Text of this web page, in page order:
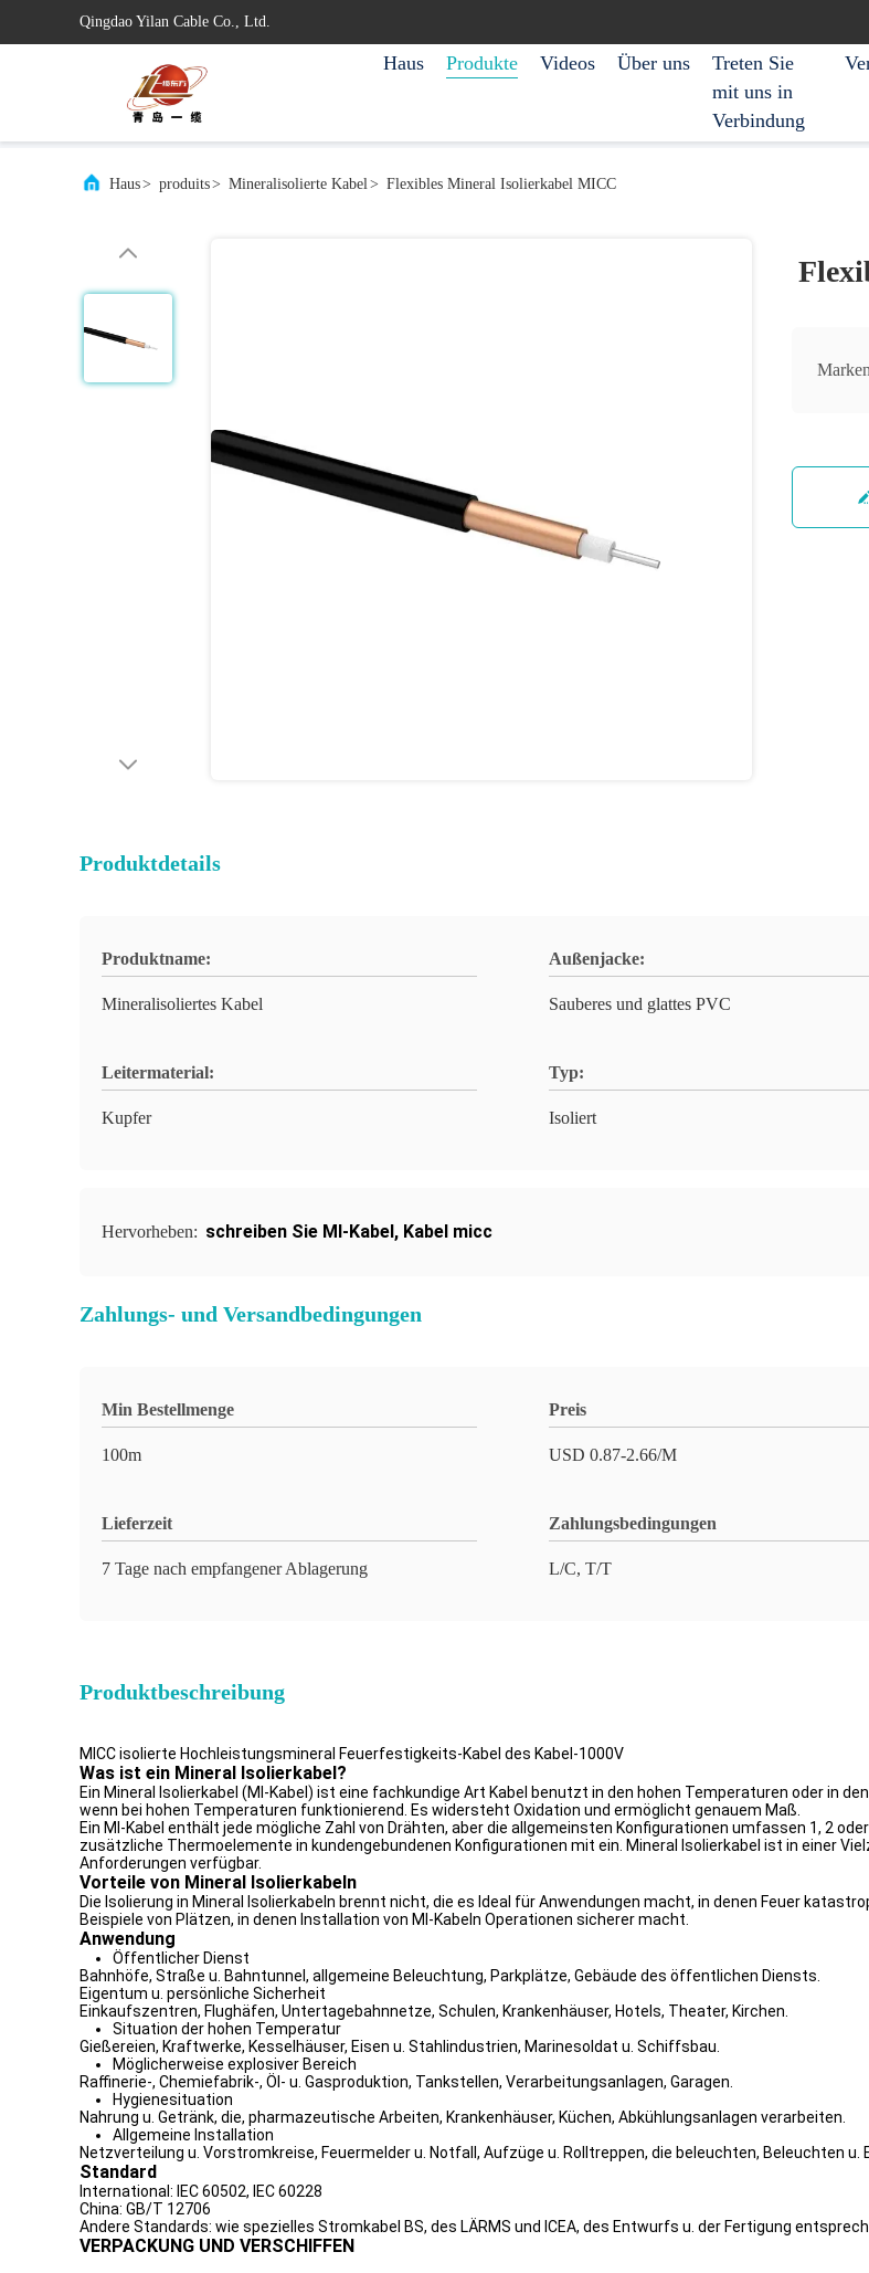
Qingdao Yilan Cable Co., Ltd.
Haus Produkte Videos Über uns
Treten Sie
mit uns in
Verbindung
Haus> produits> Mineralisolierte Kabel> Flexibles Mineral Isolierkabel MICC
Produktdetails
Produktname:
Mineralisoliertes Kabel
Außenjacke:
Sauberes und glattes PVC
Leitermaterial:
Kupfer
Typ:
Isoliert
Hervorheben: schreiben Sie MI-Kabel, Kabel micc
Zahlungs- und Versandbedingungen
Min Bestellmenge
100m
Preis
USD 0.87-2.66/M
Lieferzeit
7 Tage nach empfangener Ablagerung
Zahlungsbedingungen
L/C, T/T
Produktbeschreibung
MICC isolierte Hochleistungsmineral Feuerfestigkeits-Kabel des Kabel-1000V
Was ist ein Mineral Isolierkabel?
Ein Mineral Isolierkabel (MI-Kabel) ist eine fachkundige Art Kabel benutzt in den hohen Temperaturen oder in
wenn bei hohen Temperaturen funktionierend. Es widersteht Oxidation und ermöglicht genauem Maß.
Ein MI-Kabel enthält jede mögliche Zahl von Drähten, aber die allgemeinsten Konfigurationen umfassen 1, 2
zusätzliche Thermoelemente in kundengebundenen Konfigurationen mit ein. Mineral Isolierkabel ist in einer
Anforderungen verfügbar.
Vorteile von Mineral Isolierkabeln
Die Isolierung in Mineral Isolierkabeln brennt nicht, die es Ideal für Anwendungen macht, in denen Feuer
Beispiele von Plätzen, in denen Installation von MI-Kabeln Operationen sicherer macht.
Anwendung
Öffentlicher Dienst
Bahnhöfe, Straße u. Bahntunnel, allgemeine Beleuchtung, Parkplätze, Gebäude des öffentlichen Diensts.
Eigentum u. persönliche Sicherheit
Einkaufszentren, Flughäfen, Untertagebahnnetze, Schulen, Krankenhäuser, Hotels, Theater, Kirchen.
Situation der hohen Temperatur
Gießereien, Kraftwerke, Kesselhäuser, Eisen u. Stahlindustrien, Marinesoldat u. Schiffsbau.
Möglicherweise explosiver Bereich
Raffinerie-, Chemiefabrik-, Öl- u. Gasproduktion, Tankstellen, Verarbeitungsanlagen, Garagen.
Hygienesituation
Nahrung u. Getränk, die, pharmazeutische Arbeiten, Krankenhäuser, Küchen, Abkühlungsanlagen verarbeiten.
Allgemeine Installation
Netzverteilung u. Vorstromkreise, Feuermelder u. Notfall, Aufzüge u. Rolltreppen, die beleuchten, Beleuchten u.
Standard
International: IEC 60502, IEC 60228
China: GB/T 12706
Andere Standards: wie spezielles Stromkabel BS, des LÄRMS und ICEA, des Entwurfs u. der Fertigung
VERPACKUNG UND VERSCHIFFEN